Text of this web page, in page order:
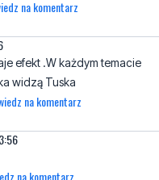
efekt .W każdym temacie
na komentarz